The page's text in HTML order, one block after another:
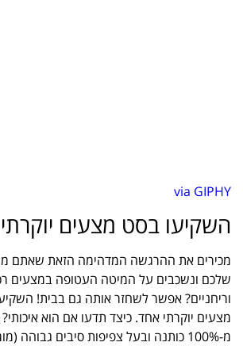
via GIPHY
השקיעו בסט מצעים יוקרתי
מכירים את ההרגשה המדהימה הזאת שאתם
שלכם ונשכבים על המיטה העטופה במצעים
וריחניים? אפשר לשחזר אותה גם בבית!
מצעים יוקרתי אחד. כיצד תדעו אם הוא
מ-100% כותנה ובעל צפיפות סיבים